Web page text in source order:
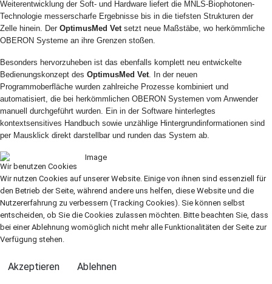
Weiterentwicklung der Soft- und Hardware liefert die MNLS-Biophotonen-
Technologie messerscharfe Ergebnisse bis in die tiefsten Strukturen der
Zelle hinein. Der OptimusMed Vetsetzt neue Maßstäbe, wo herkömmliche
OBERON Systeme an ihre Grenzen stoßen.
Besonders hervorzuheben ist das ebenfalls komplett neu entwickelte
Bedienungskonzept des OptimusMed Vet. In der neuen
Programmoberfläche wurden zahlreiche Prozesse kombiniert und
automatisiert, die bei herkömmlichen OBERON Systemen vom Anwender
manuell durchgeführt wurden. Ein in der Software hinterlegtes
kontextsensitives Handbuch sowie unzählige Hintergrundinformationen sind
per Mausklick direkt darstellbar und runden das System ab.
Wir benutzen Cookies
Wir nutzen Cookies auf unserer Website. Einige von ihnen sind essenziell für
den Betrieb der Seite, während andere uns helfen, diese Website und die
Nutzererfahrung zu verbessern (Tracking Cookies). Sie können selbst
entscheiden, ob Sie die Cookies zulassen möchten. Bitte beachten Sie, dass
bei einer Ablehnung womöglich nicht mehr alle Funktionalitäten der Seite zur
Verfügung stehen.
Akzeptieren Ablehnen